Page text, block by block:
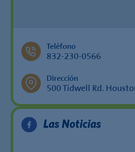
Teléfono
832-230-0566
Dirección
500 Tidwell Rd.
Las Noticias